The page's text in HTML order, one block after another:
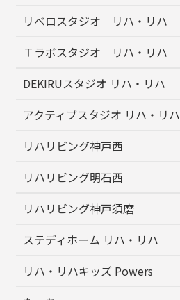
リベロスタジオ リハ・リハ
Ｔラボスタジオ リハ・リハ
DEKIRUスタジオ リハ・リハ
アクティブスタジオ リハ・リハ
リハリビング神戸西
リハリビング明石西
リハリビング神戸須磨
ステディホーム リハ・リハ
リハ・リハキッズ Powers